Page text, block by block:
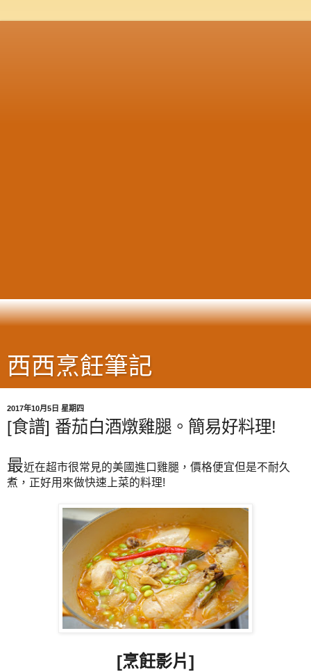
西西烹飪筆記
2017年10月5日 星期四
[食譜] 番茄白酒燉雞腿。簡易好料理!
最近在超市很常見的美國進口雞腿，價格便宜但是不耐久
煮，正好用來做快速上菜的料理!
[烹飪影片]